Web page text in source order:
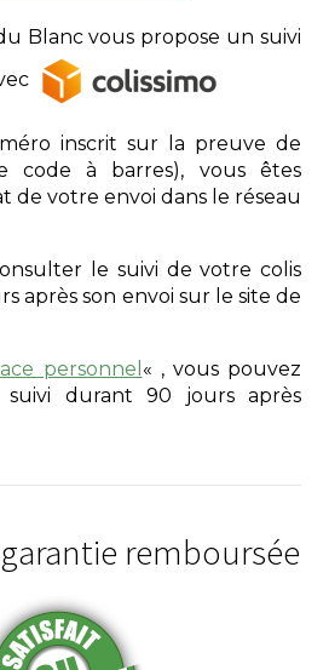
Blanc vous propose un suivi
inscrit sur la preuve de
code à barres), vous êtes
de votre envoi dans le réseau
le suivi de votre colis
après son envoi sur le site de
personnel « , vous pouvez
durant 90 jours après
garantie remboursée